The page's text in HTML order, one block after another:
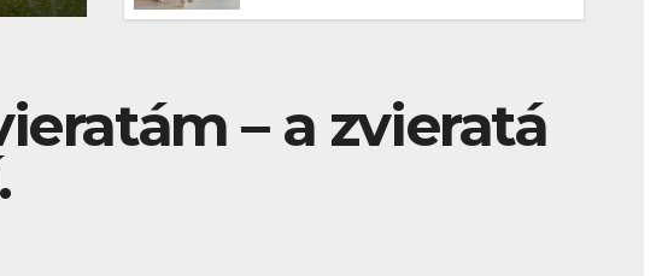
zoznámiť bez stresu 🐾
– a zvieratá